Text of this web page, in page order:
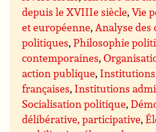
depuis le XVIIIe siècle,Vie
et européenne, Analyse
politiques,Philosophie
contemporaines,
action publique,
françaises, Institutions
Socialisation politique,
délibérative, participative,